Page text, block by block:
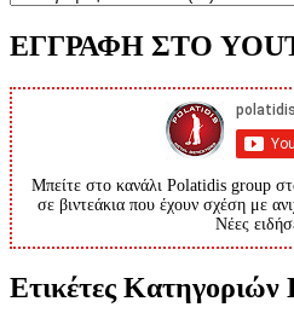
ΕΓΓΡΑΦΗ ΣΤΟ
Μπείτε στο κανάλι Polatidis group
σε βιντεάκια που έχουν σχέση με
Νέες
Ετικέτες Κατηγοριών